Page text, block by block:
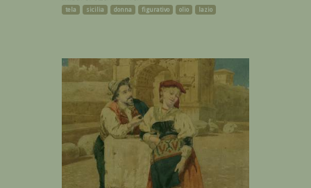
tela sicilia donna figurativo olio lazio